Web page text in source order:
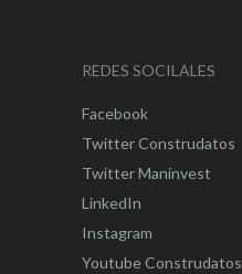
REDES SOCILALES
Facebook
Twitter Construdatos
Twitter Maninvest
LinkedIn
Instagram
Youtube Construdatos